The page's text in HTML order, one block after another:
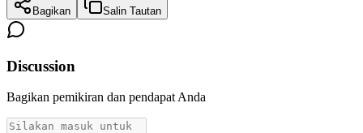
Bagikan Salin Tautan
Discussion
Bagikan pemikiran dan pendapat Anda